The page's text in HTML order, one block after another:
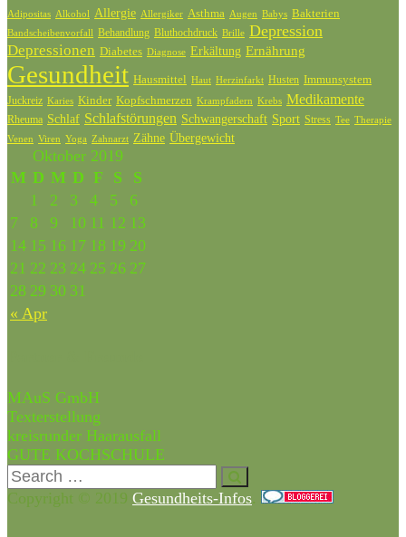
Adipositas Alkohol Allergie Allergiker Asthma Augen Babys Bakterien
Bandscheibenvorfall Behandlung Bluthochdruck Brille Depression
Depressionen Diabetes Diagnose Erkältung Ernährung
Gesundheit Hausmittel Haut Herzinfarkt Husten Immunsystem
Juckreiz Karies Kinder Kopfschmerzen Krampfadern Krebs Medikamente
Rheuma Schlaf Schlafstörungen Schwangerschaft Sport Stress Tee Therapie
Venen Viren Yoga Zahnarzt Zähne Übergewicht
Oktober 2019
M D M D F S S
« Apr
1 2 3 4 5
6
7
8 9 10 11 12 13
14 15 16 17 18 19 20
21 22 23 24 25 26 27
28 29 30 31
MAuS GmbH
Texterstellung
kreisrunder Haarausfall
GUTE KOCHSCHULE
Copyright © 2019 Gesundheits-Infos.